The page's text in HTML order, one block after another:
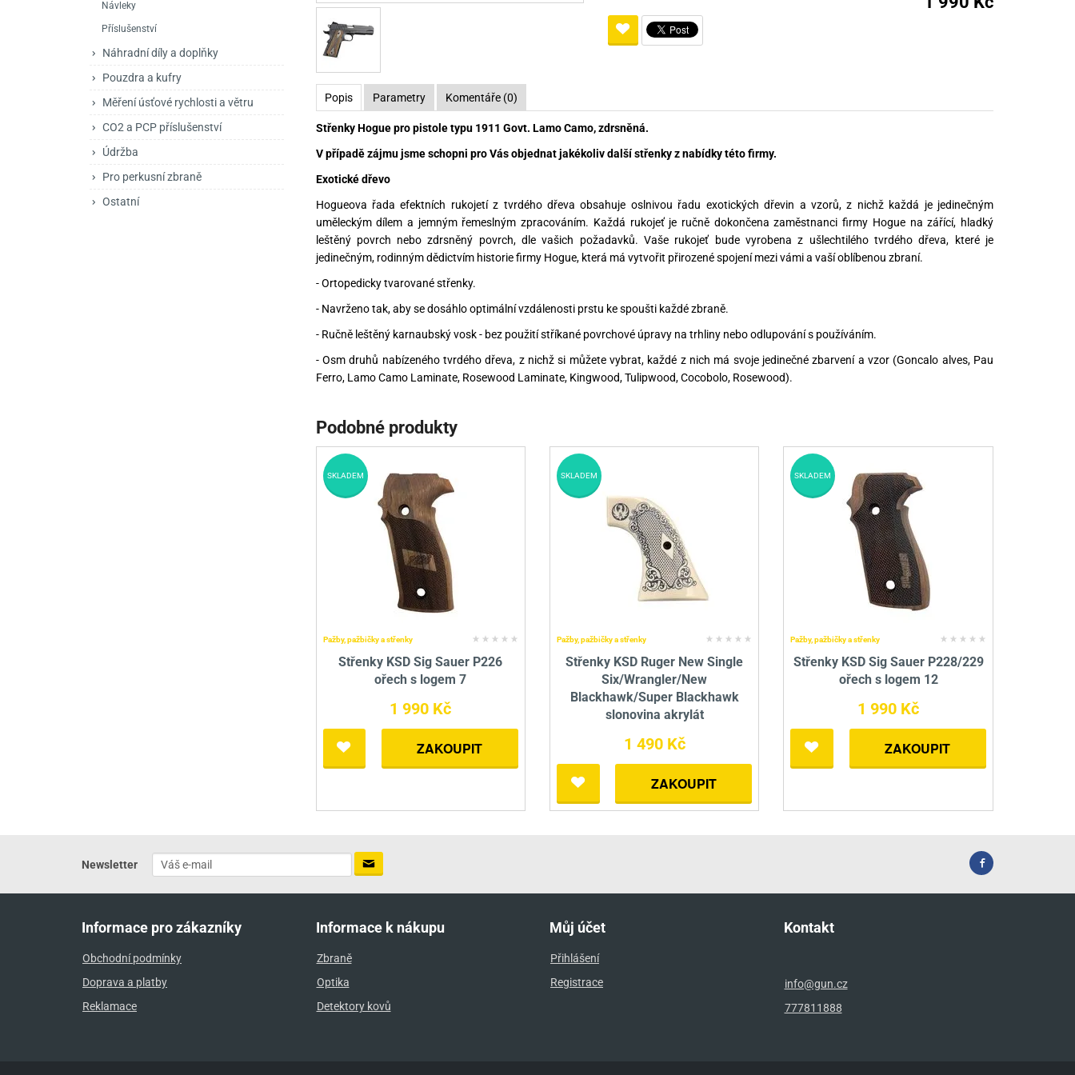
Zásobníky
Příslušenství pro zbraně na ZP
Brokovnice opakovací
Brokovnice samonabíjecí
Pistole samonabíjecí
Zavírací nože
Kuchyňské nože
Příslušenství pro nože
Luky
Kuše
Pistolové a revolverové náboje
Malorážkové náboje
Ochranné prostředky
Rowan Engineering
Pro perkusní zbraně
Svítilny
Návleky
Příslušenství
Náhradní díly a doplňky
Pouzdra a kufry
Měření úsťové rychlosti a větru
CO2 a PCP příslušenství
Údržba
Pro perkusní zbraně
Ostatní
Popis Parametry Komentáře (0)
Střenky Hogue pro pistole typu 1911 Govt. Lamo Camo, zdrsněná.
V případě zájmu jsme schopni pro Vás objednat jakékoliv další střenky z nabídky této firmy.
Exotické dřevo
Hogueova řada efektních rukojetí z tvrdého dřeva obsahuje oslnivou řadu exotických dřevin a vzorů, z nichž každá je jedinečným
uměleckým dílem a jemným řemeslným zpracováním. Každá rukojeť je ručně dokončena zaměstnanci firmy Hogue na zářící, hladký
leštěný povrch nebo zdrsněný povrch, dle vašich požadavků. Vaše rukojeť bude vyrobena z ušlechtilého tvrdého dřeva, které je
jedinečným, rodinným dědictvím historie firmy Hogue, která má vytvořit přirozené spojení mezi vámi a vaší oblíbenou zbraní.
- Ortopedicky tvarované střenky.
- Navrženo tak, aby se dosáhlo optimální vzdálenosti prstu ke spoušti každé zbraně.
- Ručně leštěný karnaubský vosk - bez použití stříkané povrchové úpravy na trhliny nebo odlupování s používáním.
- Osm druhů nabízeného tvrdého dřeva, z nichž si můžete vybrat, každé z nich má svoje jedinečné zbarvení a vzor (Goncalo alves, Pau
Ferro, Lamo Camo Laminate, Rosewood Laminate, Kingwood, Tulipwood, Cocobolo, Rosewood).
Podobné produkty
Pažby, pažbičky a střenky
Střenky KSD Sig Sauer P226
ořech s logem 7
1 990 Kč
ZAKOUPIT
SKLADEM
Pažby, pažbičky a střenky
Střenky KSD Ruger New Single
Six/Wrangler/New
Blackhawk/Super Blackhawk
slonovina akrylát
1 490 Kč
ZAKOUPIT
SKLADEM
Pažby, pažbičky a střenky
Střenky KSD Sig Sauer P228/229
ořech s logem 12
1 990 Kč
ZAKOUPIT
SKLADEM
Newsletter
Informace pro zákazníky
Obchodní podmínky
Doprava a platby
Reklamace
Informace k nákupu
Zbraně
Optika
Detektory kovů
Můj účet
Přihlášení
Registrace
Kontakt
info@gun.cz
777811888